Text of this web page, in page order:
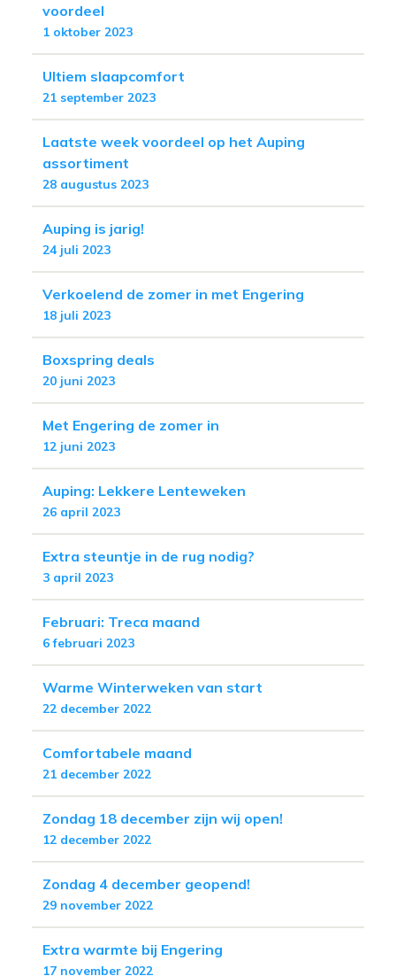
voordeel
1 oktober 2023
Ultiem slaapcomfort
21 september 2023
Laatste week voordeel op het Auping
assortiment
28 augustus 2023
Auping is jarig!
24 juli 2023
Verkoelend de zomer in met Engering
18 juli 2023
Boxspring deals
20 juni 2023
Met Engering de zomer in
12 juni 2023
Auping: Lekkere Lenteweken
26 april 2023
Extra steuntje in de rug nodig?
3 april 2023
Februari: Treca maand
6 februari 2023
Warme Winterweken van start
22 december 2022
Comfortabele maand
21 december 2022
Zondag 18 december zijn wij open!
12 december 2022
Zondag 4 december geopend!
29 november 2022
Extra warmte bij Engering
17 november 2022